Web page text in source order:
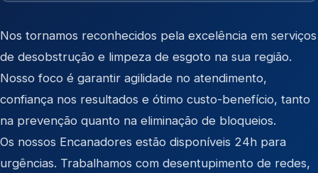
Nos tornamos reconhecidos pela excelência em serviços
de desobstrução e limpeza de esgoto na sua região.
Nosso foco é garantir agilidade no atendimento,
confiança nos resultados e ótimo custo-benefício, tanto
na prevenção quanto na eliminação de bloqueios.
Os nossos Encanadores estão disponíveis 24h para
urgências. Trabalhamos com desentupimento de redes,